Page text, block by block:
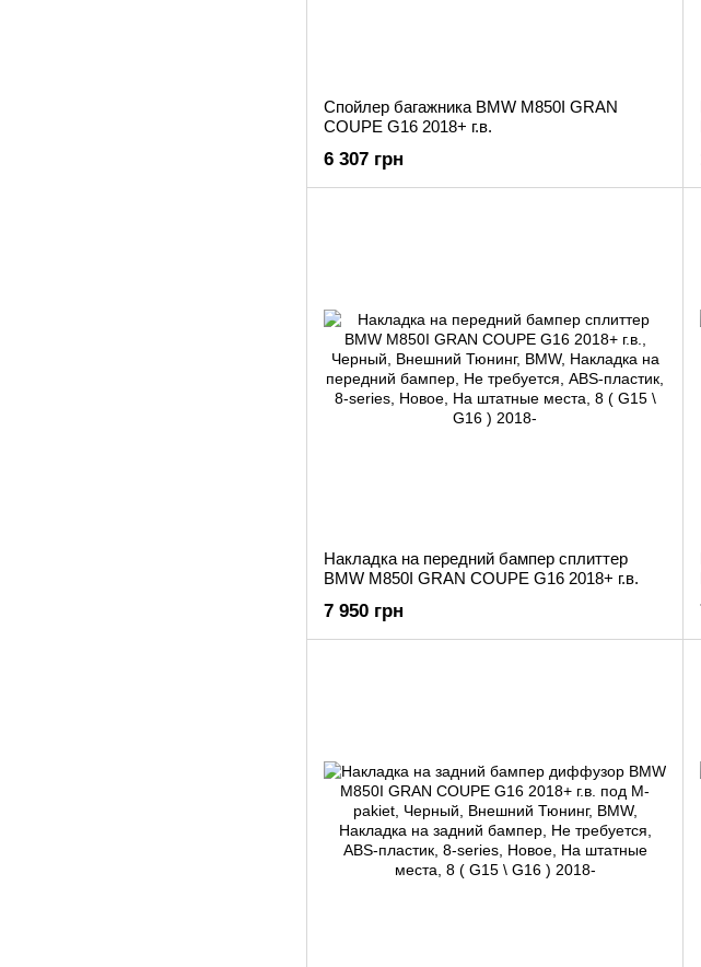
Спойлер багажника BMW M850I GRAN
COUPE G16 2018+ г.в.
6 307 грн
Накладка на передний бампер сплиттер
BMW M850I GRAN COUPE G16 2018+ г.в.
7 950 грн